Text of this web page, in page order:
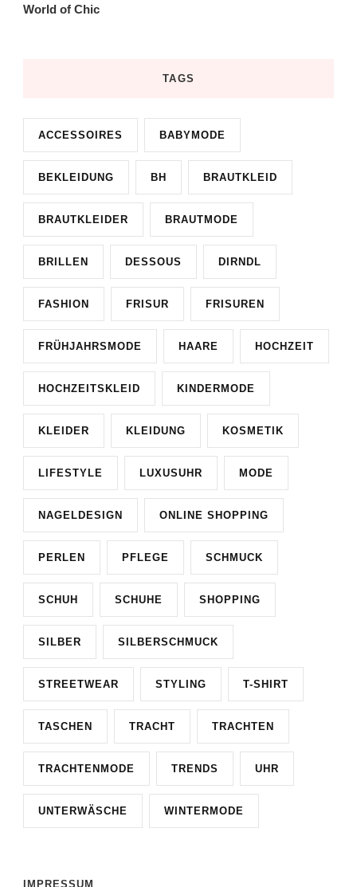
World of Chic
TAGS
ACCESSOIRES BABYMODE
BEKLEIDUNG BH BRAUTKLEID
BRAUTKLEIDER BRAUTMODE
BRILLEN DESSOUS DIRNDL
FASHION FRISUR FRISUREN
FRÜHJAHRSMODE HAARE HOCHZEIT
HOCHZEITSKLEID KINDERMODE
KLEIDER KLEIDUNG KOSMETIK
LIFESTYLE LUXUSUHR MODE
NAGELDESIGN ONLINE SHOPPING
PERLEN PFLEGE SCHMUCK
SCHUH SCHUHE SHOPPING
SILBER SILBERSCHMUCK
STREETWEAR STYLING T-SHIRT
TASCHEN TRACHT TRACHTEN
TRACHTENMODE TRENDS UHR
UNTERWÄSCHE WINTERMODE
IMPRESSUM